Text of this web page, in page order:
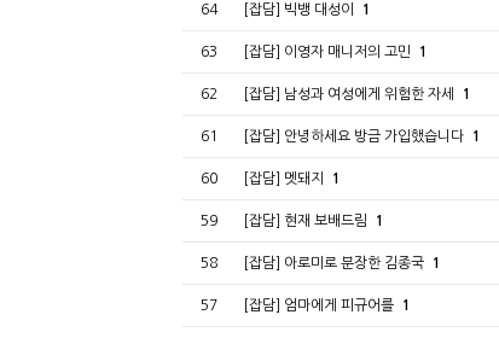
64 [잡담] 빅뱅 대성이 1
63 [잡담] 이영자 매니저의 고민 1
62 [잡담] 남성과 여성에게 위험한 자세 1
61 [잡담] 안녕하세요 방금 가입했습니다 1
60 [잡담] 멧돼지 1
59 [잡담] 현재 보배드림 1
58 [잡담] 아로미로 분장한 김종국 1
57 [잡담] 엄마에게 피규어를 1